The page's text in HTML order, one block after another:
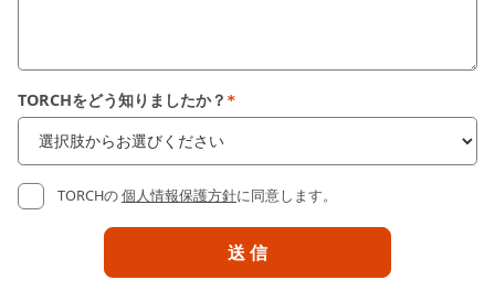
TORCHをどう知りましたか？ *
TORCHの個人情報保護方針に同意します。